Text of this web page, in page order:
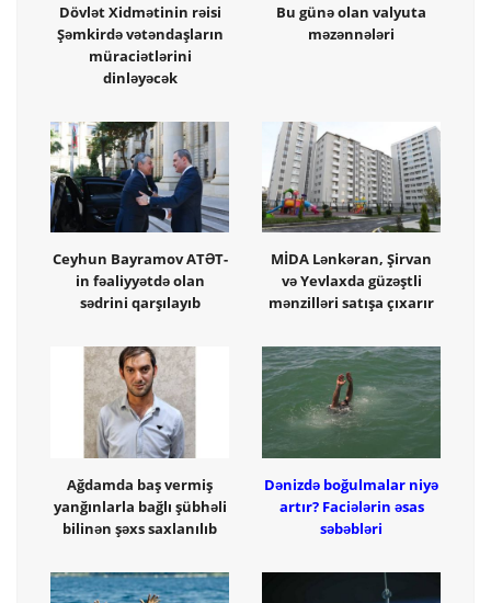
Dövlət Xidmətinin rəisi
Şəmkirdə vətəndaşların
müraciətlərini
dinləyəcək
Bu günə olan valyuta
məzənnələri
Ceyhun Bayramov ATƏT-
in fəaliyyətdə olan
sədrini qarşılayıb
MİDA Lənkəran, Şirvan
və Yevlaxda güzəştli
mənzilləri satışa çıxarır
Ağdamda baş vermiş
yanğınlarla bağlı şübhəli
bilinən şəxs saxlanılıb
Dənizdə boğulmalar niyə
artır? Faciələrin əsas
səbəbləri